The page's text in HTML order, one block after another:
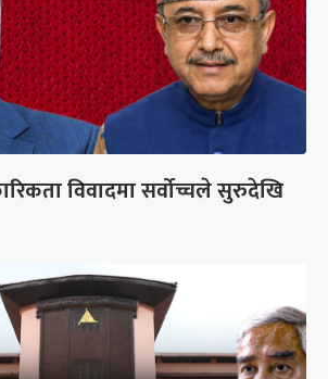
विवादमा सर्वोच्चले सुरुदेखि